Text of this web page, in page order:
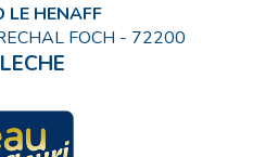
LE HENAFF
FOCH - 72200